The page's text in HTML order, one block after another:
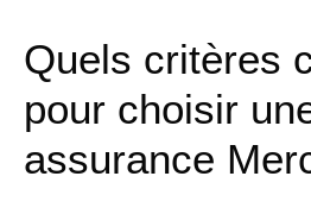
Quels critères
pour choisir
assurance